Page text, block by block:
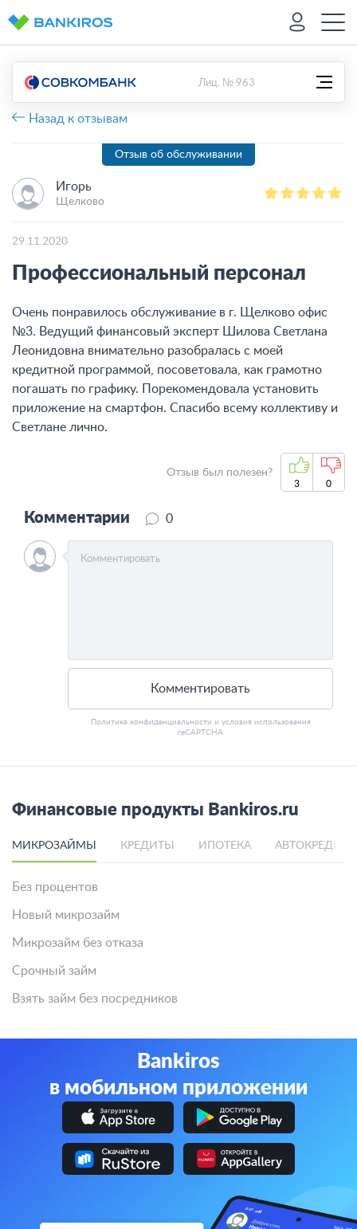
Лиц. № 963
Назад к отзывам
Отзыв об обслуживании
Игорь
Щелково
29.11.2020
Профессиональный персонал
Очень понравилось обслуживание в г. Щелково офис
№3. Ведущий финансовый эксперт Шилова Светлана
Леонидовна внимательно разобралась с моей
кредитной программой, посоветовала, как грамотно
погашать по графику. Порекомендовала установить
приложение на смартфон. Спасибо всему коллективу и
Светлане лично.
Отзыв был полезен?
3 0
Комментарии 0
Комментировать
Политика конфиденциальности и условия использования
reCAPTCHA
Финансовые продукты Bankiros.ru
МИКРОЗАЙМЫ КРЕДИТЫ ИПОТЕКА
Без процентов
Новый микрозайм
Микрозайм без отказа
Срочный займ
Взять займ без посредников
Bankiros
в мобильном приложении